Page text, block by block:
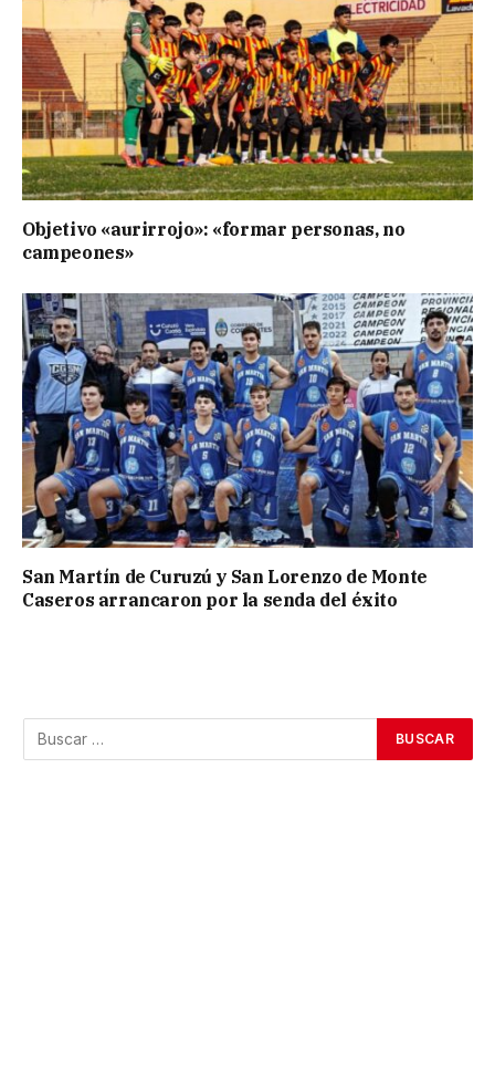
Objetivo «aurirrojo»: «formar personas, no
campeones»
San Martín de Curuzú y San Lorenzo de Monte
Caseros arrancaron por la senda del éxito